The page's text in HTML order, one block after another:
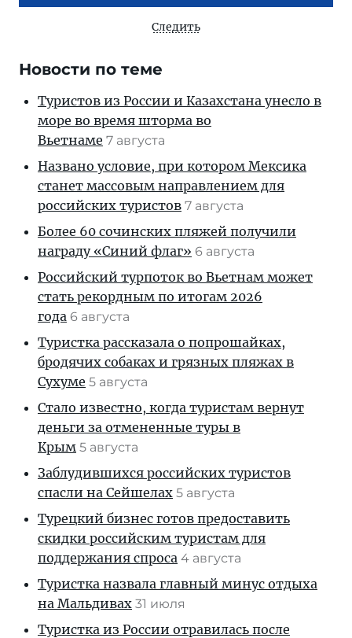
Следить
Новости по теме
Туристов из России и Казахстана унесло в
море во время шторма во
Вьетнаме 7 августа
Названо условие, при котором Мексика
станет массовым направлением для
российских туристов 7 августа
Более 60 сочинских пляжей получили
награду «Синий флаг» 6 августа
Российский турпоток во Вьетнам может
стать рекордным по итогам 2026
года 6 августа
Туристка рассказала о попрошайках,
бродячих собаках и грязных пляжах в
Сухуме 5 августа
Стало известно, когда туристам вернут
деньги за отмененные туры в
Крым 5 августа
Заблудившихся российских туристов
спасли на Сейшелах 5 августа
Турецкий бизнес готов предоставить
скидки российским туристам для
поддержания спроса 4 августа
Туристка назвала главный минус отдыха
на Мальдивах 31 июля
Туристка из России отравилась после